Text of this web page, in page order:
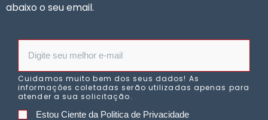
abaixo o seu email.
Cuidamos muito bem dos seus dados! As
informações coletadas serão utilizadas apenas para
atender a sua solicitação.
Estou Ciente da Politica de Privacidade